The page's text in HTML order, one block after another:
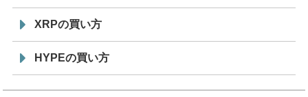
XRPの買い方
HYPEの買い方